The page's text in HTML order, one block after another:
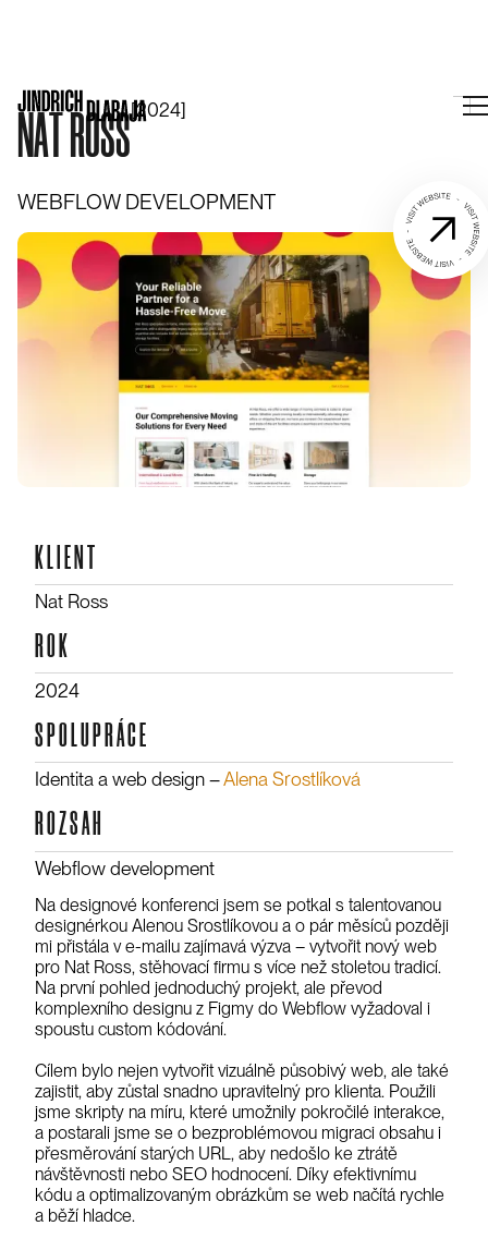
NATROSS
[2024]
WEBFLOW DEVELOPMENT
Na designové konferenci jsem se potkal s talentovanou
designérkou Alenou Srostlíkovou a o pár měsíců později
mi přistála v e-mailu zajímavá výzva – vytvořit nový web
pro Nat Ross, stěhovací firmu s více než stoletou tradicí.
Na první pohled jednoduchý projekt, ale převod
komplexního designu z Figmy do Webflow vyžadoval i
spoustu custom kódování.
Cílem bylo nejen vytvořit vizuálně působivý web, ale také
zajistit, aby zůstal snadno upravitelný pro klienta. Použili
jsme skripty na míru, které umožnily pokročilé interakce,
a postarali jsme se o bezproblémovou migraci obsahu i
přesměrování starých URL, aby nedošlo ke ztrátě
návštěvnosti nebo SEO hodnocení. Díky efektivnímu
kódu a optimalizovaným obrázkům se web načítá rychle
a běží hladce.
KLIENT
Nat Ross
ROK
2024
SPOLUPRÁCE
Identita a web design –⁠⁠⁠⁠⁠Alena Srostlíková
ROZSAH
Webflow development